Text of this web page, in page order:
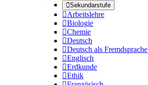
Sekundarstufe
Arbeitslehre
Biologie
Chemie
Deutsch
Deutsch als Fremdsprache
Englisch
Erdkunde
Ethik